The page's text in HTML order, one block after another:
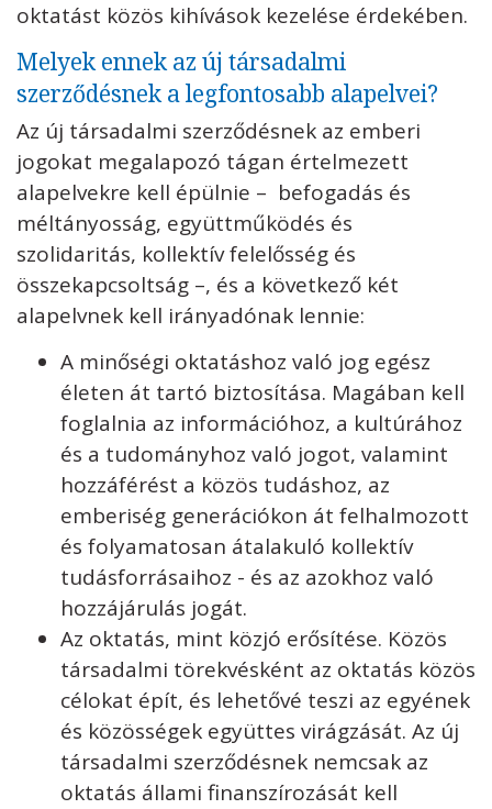
oktatást közös kihívások kezelése érdekében.
Melyek ennek az új társadalmi
szerződésnek a legfontosabb alapelvei?
Az új társadalmi szerződésnek az emberi
jogokat megalapozó tágan értelmezett
alapelvekre kell épülnie – befogadás és
méltányosság, együttműködés és
szolidaritás, kollektív felelősség és
összekapcsoltság –, és a következő két
alapelvnek kell irányadónak lennie:
A minőségi oktatáshoz való jog egész
életen át tartó biztosítása. Magában kell
foglalnia az információhoz, a kultúrához
és a tudományhoz való jogot, valamint
hozzáférést a közös tudáshoz, az
emberiség generációkon át felhalmozott
és folyamatosan átalakuló kollektív
tudásforrásaihoz - és az azokhoz való
hozzájárulás jogát.
Az oktatás, mint közjó erősítése. Közös
társadalmi törekvésként az oktatás közös
célokat épít, és lehetővé teszi az egyének
és közösségek együttes virágzását. Az új
társadalmi szerződésnek nemcsak az
oktatás állami finanszírozását kell